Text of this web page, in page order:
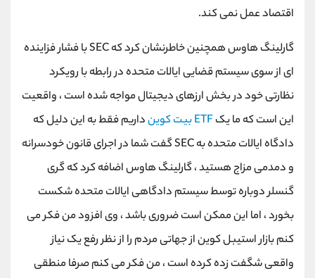
اقتصاد عمل نمی کند.
گارلینگ هاوس همچنین خاطرنشان کرد که SEC با فشار فزاینده
ای از سوی سیستم قضایی ایالات متحده در رابطه با رویکرد
نظارتی خود در بخش ارزهای دیجیتال مواجه شده است ، واقعیت
این است که ما یکETF بیت کوین
داریم فقط به این دلیل که
دادگاه ایالات متحده به SEC گفت شما در اجرای قانون خودسرانه
و دمدمی مزاج هستید ، گارلینگ هاوس اضافه کرد که گری
گنسلر دوباره توسط سیستم دادگاهی ایالات متحده شکست
بخورد ، اما این ممکن است ضروری باشد ، وی افزود من فکر می
کنم بازار استیبل کوین از جهاتی مردم را از نظر رفع یک نیاز
واقعی شگفت زده کرده است ، من فکر می کنم صرفا منطقی